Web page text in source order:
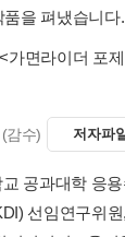
품을 펴냈습니다.
<가면라이더 포
(감수) 저자파
공과대학 응
선임연구위